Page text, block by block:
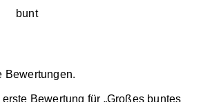
bunt
Bewertungen.
Bewertung für „Großes buntes